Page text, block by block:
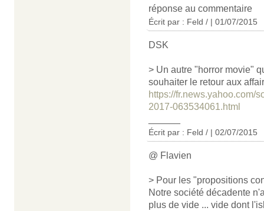
réponse au commentaire
Écrit par : Feld / | 01/07/2015
DSK
> Un autre "horror movie"
souhaiter le retour aux
https://fr.news.yahoo.com/
2017-063534061.html
Écrit par : Feld / | 02/07/2015
@ Flavien
> Pour les "propositions
Notre société décadente
plus de vide ... vide dont